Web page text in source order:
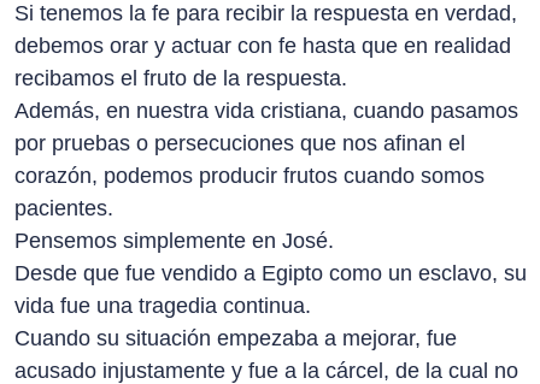
Si tenemos la fe para recibir la respuesta en verdad,
debemos orar y actuar con fe hasta que en realidad
recibamos el fruto de la respuesta.
Además, en nuestra vida cristiana, cuando pasamos
por pruebas o persecuciones que nos afinan el
corazón, podemos producir frutos cuando somos
pacientes.
Pensemos simplemente en José.
Desde que fue vendido a Egipto como un esclavo, su
vida fue una tragedia continua.
Cuando su situación empezaba a mejorar, fue
acusado injustamente y fue a la cárcel, de la cual no